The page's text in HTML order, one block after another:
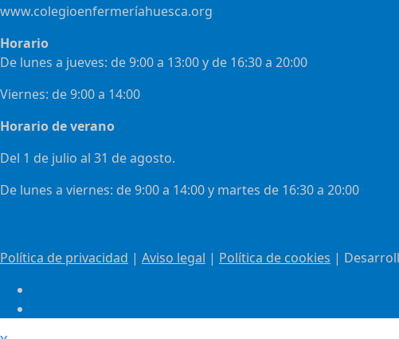
www.colegioenfermeríahuesca.org
Horario
De lunes a jueves: de 9:00 a 13:00 y de 16:30 a 20:00
Viernes: de 9:00 a 14:00
Horario de verano
Del 1 de julio al 31 de agosto.
De lunes a viernes: de 9:00 a 14:00 y martes de 16:30 a 20:00
Política de privacidad | Aviso legal | Política de cookies |